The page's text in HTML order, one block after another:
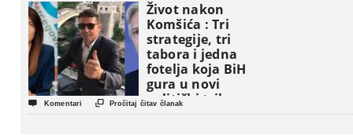
Život nakon
Komšića : Tri
strategije, tri
tabora i jedna
fotelja koja BiH
gura u novi
politički triler
 Komentari  Pročitaj čitav članak